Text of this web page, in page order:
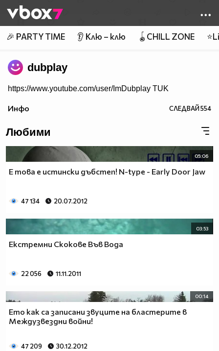
👾
🎉 PARTY TIME 👂 Клю – клю 🪀CHILL ZONE
dubplay
https://www.youtube.com/user/ImDubplay TUK
Инфо СЛЕДВАЙ554
Любими
05:06
Е това е истински дъбстеп! N-type - Early Door Jaw
47 134 20.07.2012
03:53
Екстремни Скокове Във Вода
22 056 11.11.2011
00:14
Ето как са записани звуците на бластерите в
Междузвездни войни!
47 209 30.12.2012